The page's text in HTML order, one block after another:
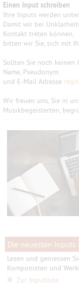
Einen Input schreiben
Ihre Inputs werden
Damit wir bei
Kontakt treten können,
bitten wir Sie, sich mit
Sollten Sie noch keinen
Name, Pseudonym
und E-Mail Adresse
Wir freuen uns, Sie in
Musikbegeisterten,
Die neuesten Inputs
Lesen und geniessen
Komponisten und
» Zur Inputliste